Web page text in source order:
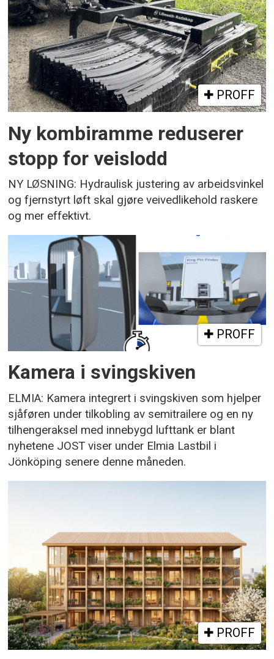
PROFF
Ny kombiramme reduserer
stopp for veislodd
NY LØSNING: Hydraulisk justering av arbeidsvinkel
og fjernstyrt løft skal gjøre veivedlikehold raskere
og mer effektivt.
PROFF
Kamera i svingskiven
ELMIA: Kamera integrert i svingskiven som hjelper
sjåføren under tilkobling av semitrailere og en ny
tilhengeraksel med innebygd lufttank er blant
nyhetene JOST viser under Elmia Lastbil i
Jönköping senere denne måneden.
PROFF